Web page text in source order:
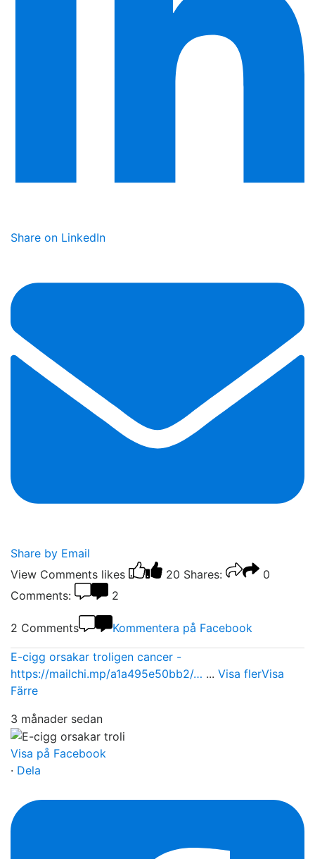
Share on LinkedIn
Share by Email
View Comments likes 20 Shares:
0
Comments:
2
2 Comments Kommentera på Facebook
E-cigg orsakar troligen cancer -
https://mailchi.mp/a1a495e50bb2/… ... Visa flerVisa
Färre
3 månader sedan
Visa på Facebook
· Dela